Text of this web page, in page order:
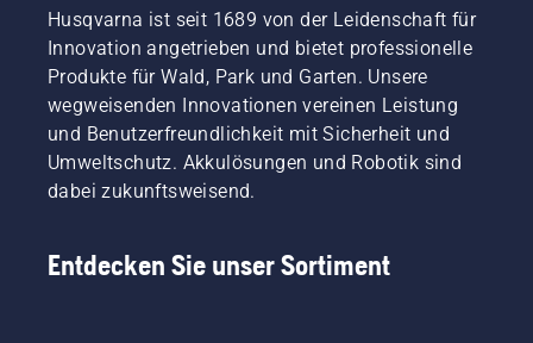
Husqvarna ist seit 1689 von der Leidenschaft für
Innovation angetrieben und bietet professionelle
Produkte für Wald, Park und Garten. Unsere
wegweisenden Innovationen vereinen Leistung
und Benutzerfreundlichkeit mit Sicherheit und
Umweltschutz. Akkulösungen und Robotik sind
dabei zukunftsweisend.
Entdecken Sie unser Sortiment